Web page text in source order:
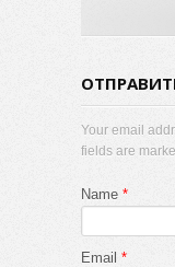
Your email
fields are
Name *
Email *